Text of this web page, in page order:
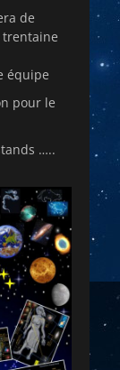
de
trentaine
équipe
pour le
…..